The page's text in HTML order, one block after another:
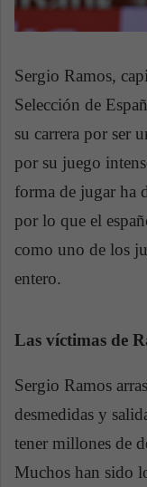
Sergio Ramos,
Selección de
su carrera por ser
por su juego
forma de jugar ha
por lo que el
como uno de los
entero.
Las víctimas de
Sergio Ramos
desmedidas y
tener millones de
Muchos han sido